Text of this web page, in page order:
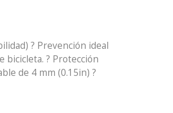
? Prevención ideal
bicicleta. ? Protección
de 4 mm (0.15in) ?